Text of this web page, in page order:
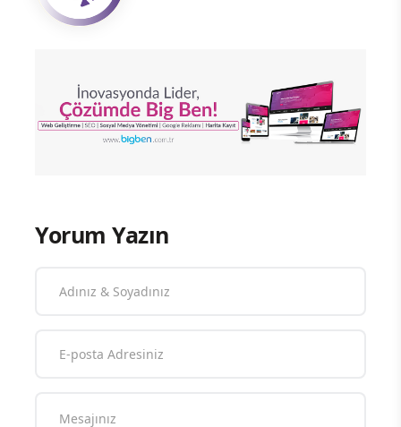
Yorum Yazın